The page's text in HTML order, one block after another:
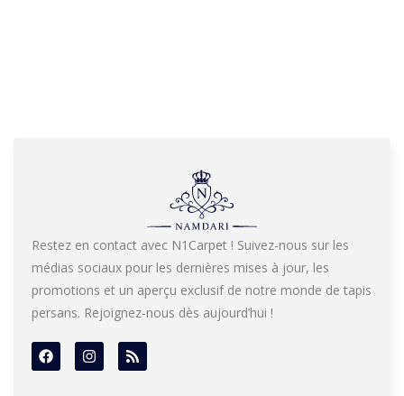
Restez en contact avec N1Carpet ! Suivez-nous sur les
médias sociaux pour les dernières mises à jour, les
promotions et un aperçu exclusif de notre monde de tapis
persans. Rejoignez-nous dès aujourd’hui !